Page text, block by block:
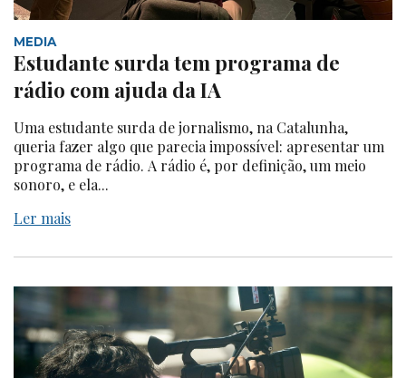
MEDIA
Estudante surda tem programa de
rádio com ajuda da IA
Uma estudante surda de jornalismo, na Catalunha,
queria fazer algo que parecia impossível: apresentar um
programa de rádio. A rádio é, por definição, um meio
sonoro, e ela...
Ler mais